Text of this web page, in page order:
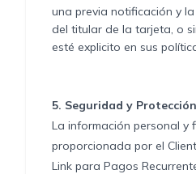
una previa notificación y
del titular de la tarjeta, o
esté explicito en sus
5. Seguridad y
La información personal y
proporcionada por el
Link para Pagos